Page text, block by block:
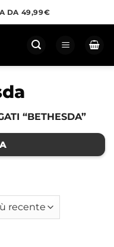
DA 49,99€
“BETHESDA”